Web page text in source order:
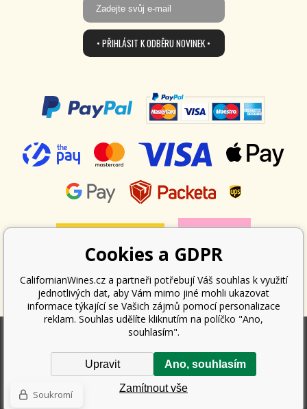
• PŘIHLÁSIT K ODBĚRU NOVINEK •
Podle zákona o evidenci tržeb je prodávající povinen vystavit kupujícímu
účtenku. Zároveň je povinen zaevidovat přijatou tržbu u správce daně
online; v případě technického výpadku pak nejpozději do 48 hodin.
Copyright ©
Californian Wines Export s.r.o.
vyhrazena.
Cookies a GDPR
CalifornianWines.cz a partneři potřebují Váš souhlas k využití
jednotlivých dat, aby Vám mimo jiné mohli ukazovat
informace týkající se Vašich zájmů pomocí personalizace
reklam. Souhlas udělíte kliknutím na políčko "Ano,
souhlasím".
Zamítnout vše
Ano, souhlasím
Upravit
Soukromí